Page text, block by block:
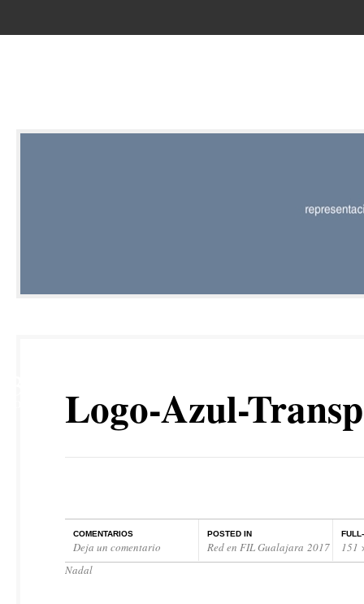
Logo-Azul-
COMENTARIOS
Deja un comentario
POSTED IN
Red en FIL Gualajara 2017
151
Nadal